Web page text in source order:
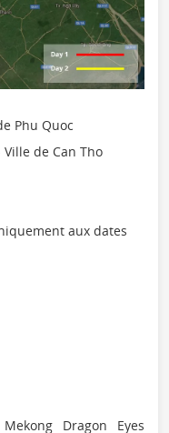
Phu Quoc
Ville de Can Tho
aux dates
Dragon Eyes